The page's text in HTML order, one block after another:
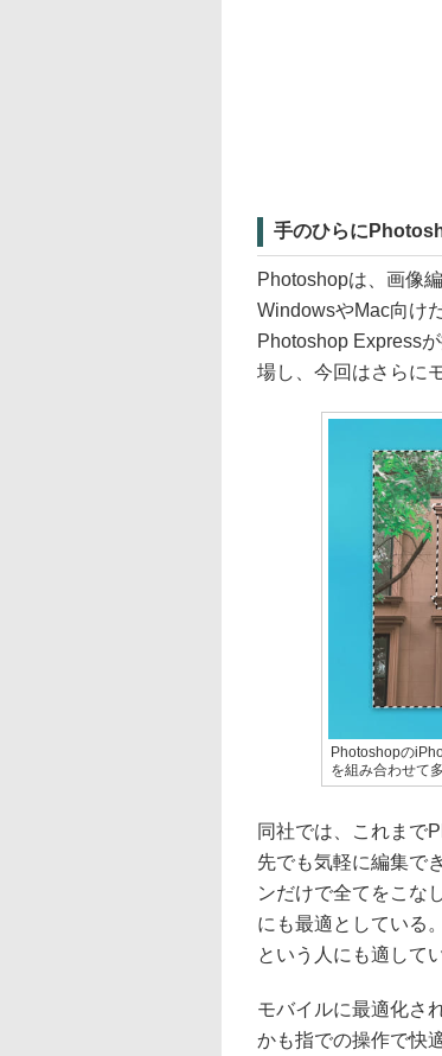
手のひらに
Photoshopは、画像
WindowsやMac向け
Photoshop Express
場し、今回はさらに
Photoshopの
を組み合わせて
同社では、これまで
先でも気軽に編集で
ンだけで全てをこな
にも最適としている
という人にも適して
モバイルに最適化さ
かも指での操作で快